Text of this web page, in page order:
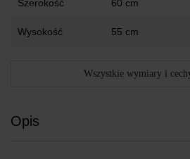
Szerokość 60 cm
Wysokość 55 cm
Wszystkie wymiary i
Opis